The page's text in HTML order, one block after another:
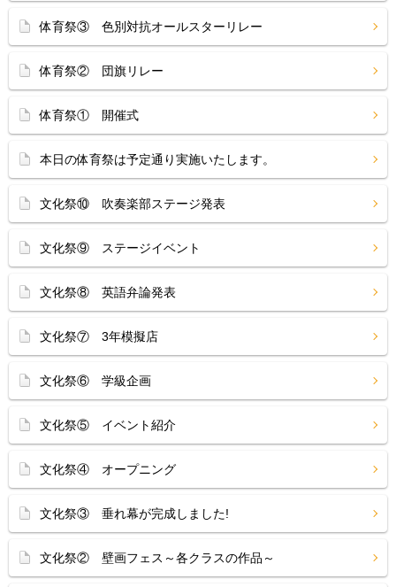
体育祭③ 色別対抗オールスターリレー
体育祭② 団旗リレー
体育祭① 開催式
本日の体育祭は予定通り実施いたします。
文化祭⑩ 吹奏楽部ステージ発表
文化祭⑨ ステージイベント
文化祭⑧ 英語弁論発表
文化祭⑦ 3年模擬店
文化祭⑥ 学級企画
文化祭⑤ イベント紹介
文化祭④ オープニング
文化祭③ 垂れ幕が完成しました!
文化祭② 壁画フェス～各クラスの作品～